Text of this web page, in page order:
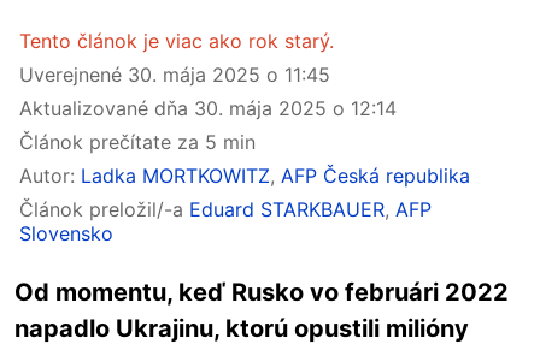
Tento článok je viac ako rok starý.
Uverejnené 30. mája 2025 o 11:45
Aktualizované dňa 30. mája 2025 o 12:14
Článok prečítate za 5 min
Autor: Ladka MORTKOWITZ, AFP Česká republika
Článok preložil/-a Eduard STARKBAUER, AFP
Slovensko
Od momentu, keď Rusko vo februári 2022
napadlo Ukrajinu, ktorú opustili milióny